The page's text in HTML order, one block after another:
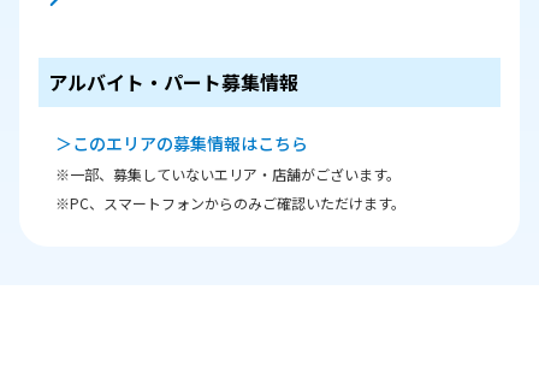
アルバイト・パート募集情報
＞このエリアの募集情報はこちら
※一部、募集していないエリア・店舗がございます。
※PC、スマートフォンからのみご確認いただけます。